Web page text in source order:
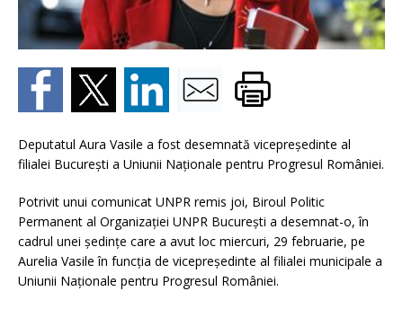
Deputatul Aura Vasile a fost desemnată vicepreşedinte al
filialei Bucureşti a Uniunii Naţionale pentru Progresul României.
Potrivit unui comunicat UNPR remis joi, Biroul Politic
Permanent al Organizaţiei UNPR Bucureşti a desemnat-o, în
cadrul unei şedinţe care a avut loc miercuri, 29 februarie, pe
Aurelia Vasile în funcţia de vicepreşedinte al filialei municipale a
Uniunii Naţionale pentru Progresul României.